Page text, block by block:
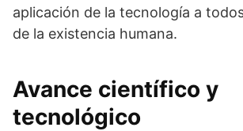
aplicación de la tecnología a
de la existencia humana.
Avance científico y
tecnológico